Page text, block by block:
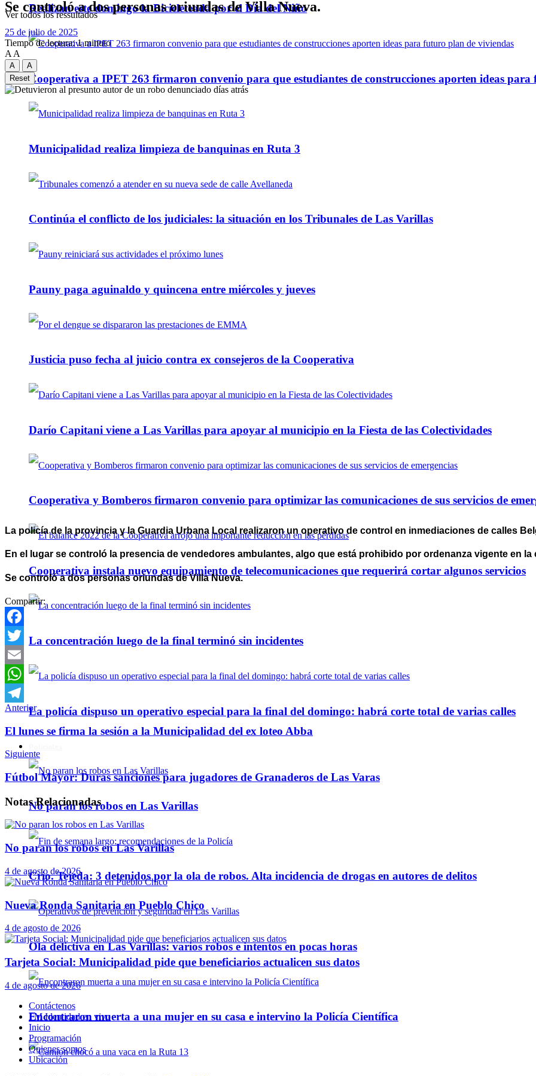
Realizan este domingo la Bicicleteada por el Día del Niño
Cooperativa a IPET 263 firmaron convenio para que estudiantes de construcciones aporten ideas
Municipalidad realiza limpieza de banquinas en Ruta 3
Continúa el conflicto de los judiciales: la situación en los Tribunales de Las Varillas
Pauny paga aguinaldo y quincena entre miércoles y jueves
Justicia puso fecha al juicio contra ex consejeros de la Cooperativa
Darío Capitani viene a Las Varillas para apoyar al municipio en la Fiesta de las Colectividades
Cooperativa y Bomberos firmaron convenio para optimizar las comunicaciones de sus servicios de
Cooperativa instala nuevo equipamiento de telecomunicaciones que requerirá cortar algunos servicios
La concentración luego de la final terminó sin incidentes
La policía dispuso un operativo especial para la final del domingo: habrá corte total de varias calles
No paran los robos en Las Varillas
Crio. Tejeda: 3 detenidos por la ola de robos. Alta incidencia de drogas en autores de delitos
Ola delictiva en Las Varillas: varios robos e intentos en pocas horas
Encontraron muerta a una mujer en su casa e intervino la Policía Científica
Ver todos los ressultados
Se controló a dos personas oriundas de Villa Nueva.
25 de julio de 2025
Tiempo de lectura: 1 minuto
A A
A
A
Reset
La policía de la provincia y la Guardia Urbana Local realizaron un operativo de control en inmediaciones de calles
En el lugar se controló la presencia de vendedores ambulantes, algo que está prohibido por ordenanza vigente en la
Se controló a dos personas oriundas de Villa Nueva.
Compartir:
Facebook
Twitter
Email
WhatsApp
Telegram
Anterior
El lunes se firma la sesión a la Municipalidad del ex loteo Abba
Siguiente
Fútbol Mayor: Duras sanciones para jugadores de Granaderos de Las Varas
NotasRelacionadas
No paran los robos en Las Varillas
4 de agosto de 2026
Nueva Ronda Sanitaria en Pueblo Chico
4 de agosto de 2026
Tarjeta Social: Municipalidad pide que beneficiarios actualicen sus datos
4 de agosto de 2026
Contáctenos
FM Identidad en vivo
Inicio
Programación
Quienes somos
Ubicación